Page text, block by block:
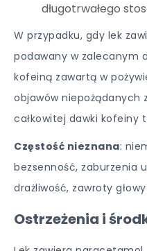
długotrwałego
W przypadku, gdy lek
podawany w zalecanym
kofeiną zawartą w
objawów niepożądanych
całkowitej dawki kofeiny
Częstość nieznana:
bezsenność, zaburzenia
drażliwość, zawroty głowy.
Ostrzeżenia i